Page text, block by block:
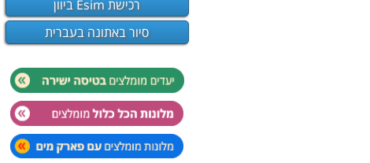
רכישת Esim ביוון
סיור באתונה בעברית